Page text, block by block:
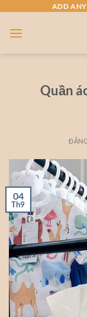
nội
dung
ADD
Quần
04
Th9